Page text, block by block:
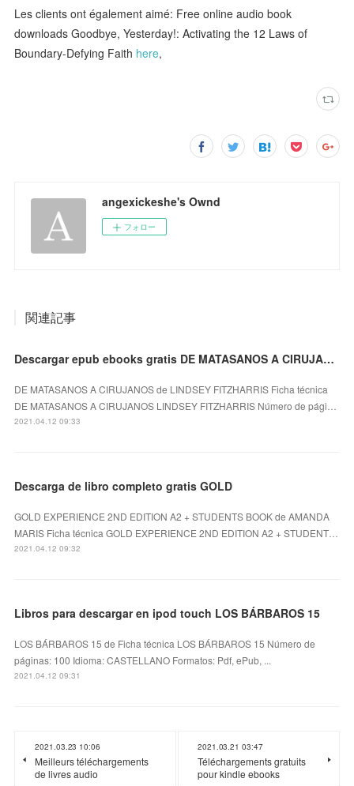
Les clients ont également aimé: Free online audio book
downloads Goodbye, Yesterday!: Activating the 12 Laws of
Boundary-Defying Faith here,
angexickeshe's Ownd
フォロー
関連記事
Descargar epub ebooks gratis DE MATASANOS A CIRUJANOS de LINDSEY FITZHARRIS (Spanish Edition)
DE MATASANOS A CIRUJANOS de LINDSEY FITZHARRIS Ficha técnica
DE MATASANOS A CIRUJANOS LINDSEY FITZHARRIS Número de pági…
2021.04.12 09:33
Descarga de libro completo gratis GOLD
GOLD EXPERIENCE 2ND EDITION A2 + STUDENTS BOOK de AMANDA
MARIS Ficha técnica GOLD EXPERIENCE 2ND EDITION A2 + STUDENT…
2021.04.12 09:32
Libros para descargar en ipod touch LOS BÁRBAROS 15
LOS BÁRBAROS 15 de Ficha técnica LOS BÁRBAROS 15 Número de
páginas: 100 Idioma: CASTELLANO Formatos: Pdf, ePub, ...
2021.04.12 09:31
2021.03.23 10:06
Meilleurs téléchargements
de livres audio
2021.03.21 03:47
Téléchargements gratuits
pour kindle ebooks